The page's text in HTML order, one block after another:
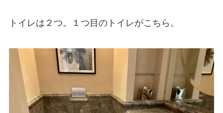
トイレは２つ。１つ目のトイレがこちら。